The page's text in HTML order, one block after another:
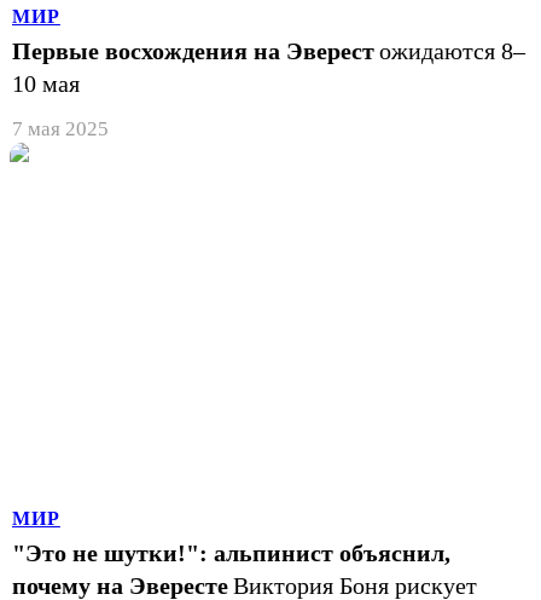
МИР
Первые восхождения на Эверестожидаются 8–
10 мая
7 мая 2025
МИР
"Это не шутки!": альпинист объяснил,
почему на ЭверестеВиктория Боня рискует